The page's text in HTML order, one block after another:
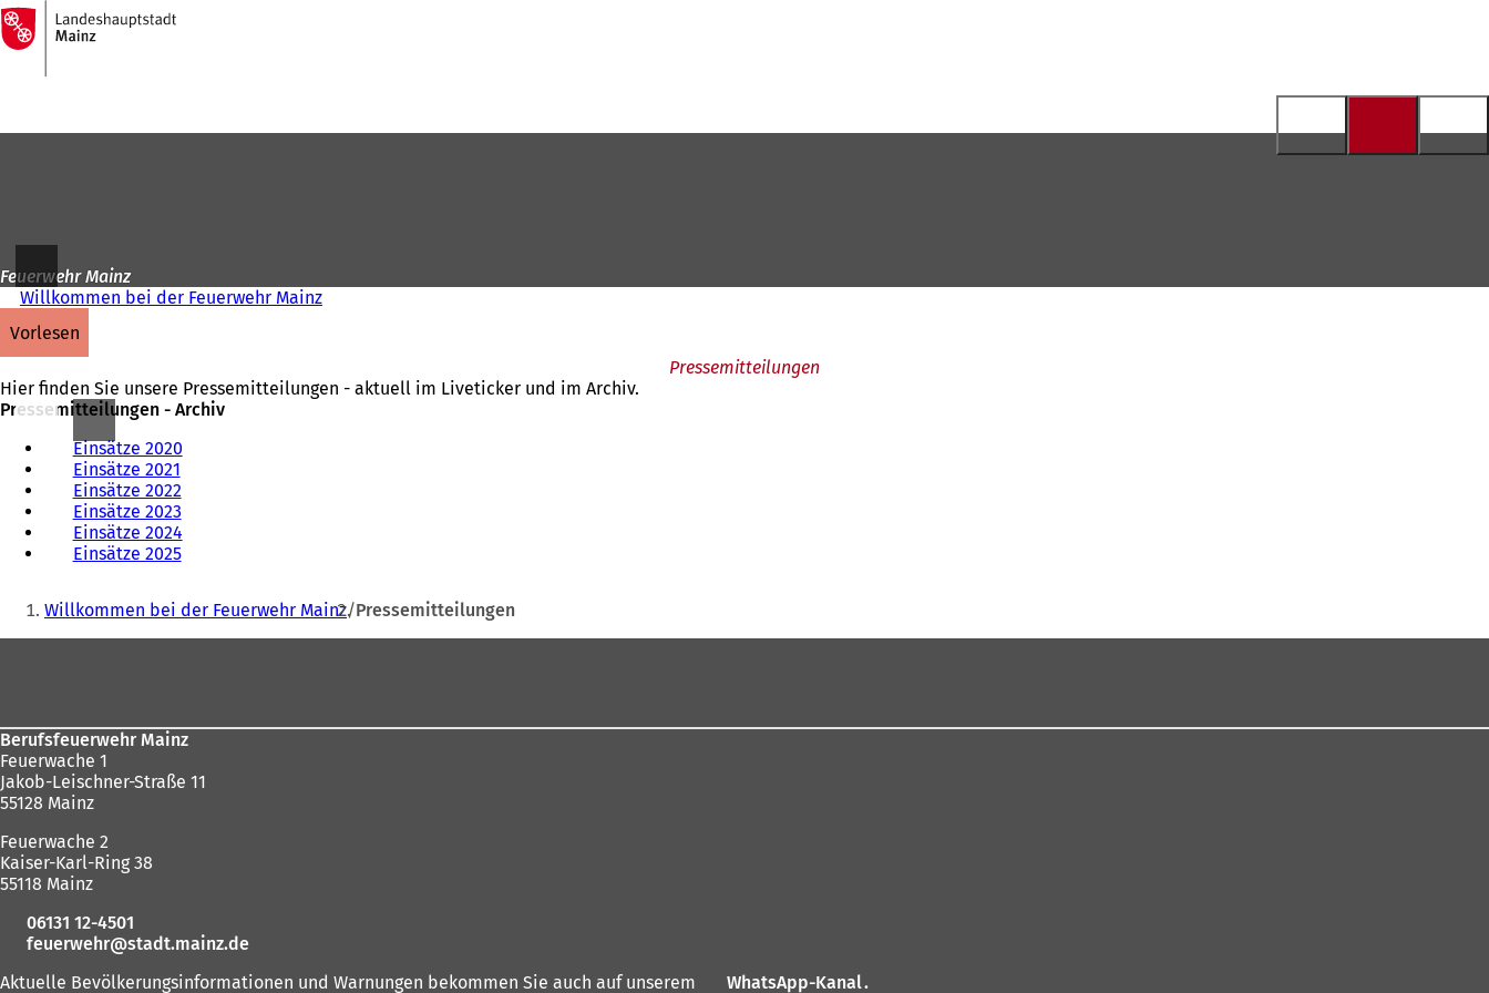
Inhalt anspringen
Zur
Startseite
Feuerwehr Mainz
Willkommen bei der Feuerwehr Mainz
vorlesen
Pressemitteilungen
Hier finden Sie unsere Pressemitteilungen - aktuell im Liveticker und im Archiv.
Pressemitteilungen - Archiv
Einsätze 2020
Einsätze 2021
Einsätze 2022
Einsätze 2023
Einsätze 2024
Einsätze 2025
Sie
befinden
Willkommen bei der Feuerwehr Mainz Pressemitteilungen
Berufsfeuerwehr Mainz
Feuerwache 1
Jakob-Leischner-Straße 11
55128 Mainz
Feuerwache 2
Kaiser-Karl-Ring 38
55118 Mainz
06131 12-4501
feuerwehr
stadt.mainz de
Aktuelle Bevölkerungsinformationen und Warnungen bekommen Sie auch auf unserem
WhatsApp-Kanal(.